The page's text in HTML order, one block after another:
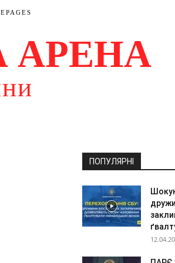
АРЕНА
ПОПУЛЯРНІ